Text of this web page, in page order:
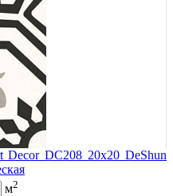
Decor DC208 20х20 DeShun
м2